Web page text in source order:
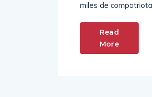
miles de
Read
More